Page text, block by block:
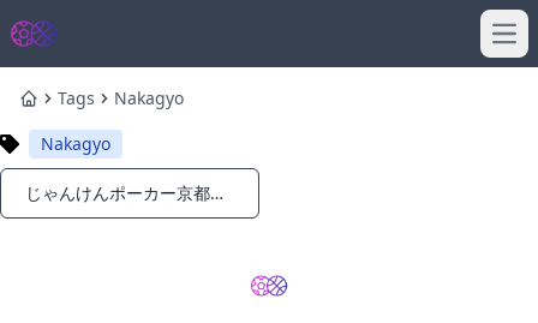
HomeTags
Nakagyo
Nakagyo
Notifications じゃんけんポーカー京都河原町のポーカースポット・アミューズメントカジノ